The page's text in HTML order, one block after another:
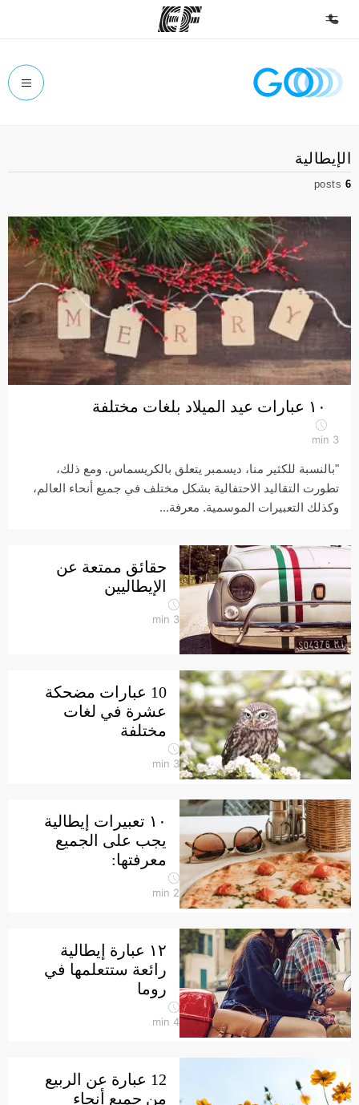
الصفحة الرئيسية
شاهد كل ما نقوم به
مكاتب
أعثر على مكتب قريب منك
نبذة عنا
وظائف
إنضم إلى الفريق
الإيطالية
6
posts
١٠ عبارات عيد الميلاد بلغات مختلفة
3
min
"بالنسبة للكثير منا، ديسمبر يتعلق بالكريسماس. ومع ذلك،
تطورت التقاليد الاحتفالية بشكل مختلف في جميع أنحاء العالم،
وكذلك التعبيرات الموسمية. معرفة...
حقائق ممتعة عن
الإيطاليين
3
min
10 عبارات مضحكة
عشرة في لغات
مختلفة
3
min
١٠ تعبيرات إيطالية
يجب على الجميع
معرفتها:
2
min
١٢ عبارة إيطالية
رائعة ستتعلمها في
روما
4
min
12 عبارة عن الربيع
من جميع أنحاء